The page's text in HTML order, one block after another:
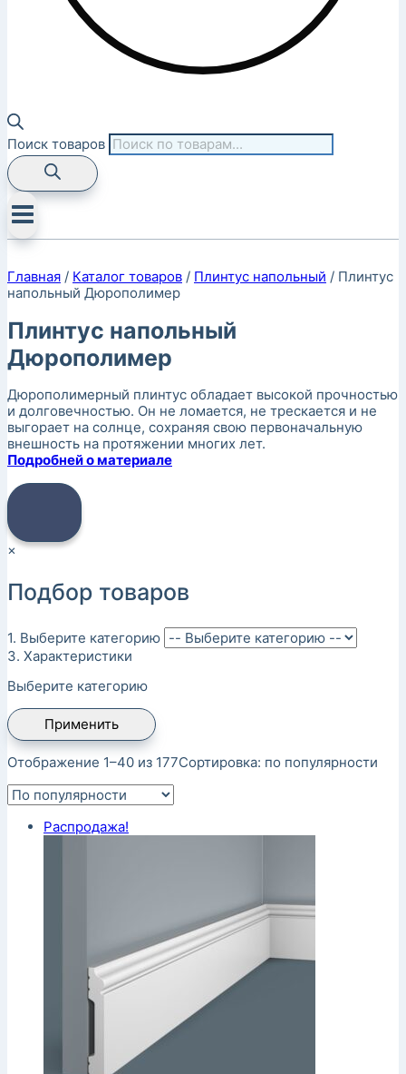
Поиск товаров
Главная / Каталог товаров / Плинтус напольный / Плинтус
напольный Дюрополимер
Плинтус напольный
Дюрополимер
Дюрополимерный плинтус обладает высокой прочностью
и долговечностью. Он не ломается, не трескается и не
выгорает на солнце, сохраняя свою первоначальную
внешность на протяжении многих лет.
Подробней о материале
×
Подбор товаров
1. Выберите категорию
3. Характеристики
Выберите категорию
Применить
Отображение 1–40 из 177Сортировка: по популярности
Распродажа!